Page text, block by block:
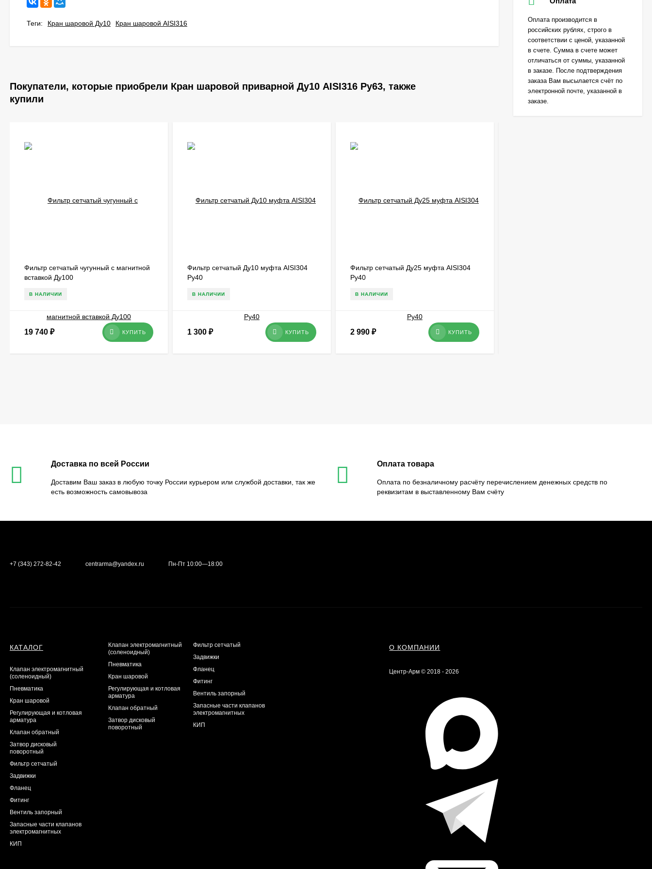
Теги: Кран шаровой Ду10 Кран шаровой AISI316
Покупатели, которые приобрели Кран шаровой приварной Ду10 AISI316 Ру63, также
купили
Фильтр сетчатый чугунный с магнитной
вставкой Ду100
В НАЛИЧИИ
19 740 ₽ КУПИТЬ
Фильтр сетчатый Ду10 муфта AISI304
Ру40
В НАЛИЧИИ
1 300 ₽ КУПИТЬ
Фильтр сетчатый Ду25 муфта AISI304
Ру40
В НАЛИЧИИ
2 990 ₽ КУПИТЬ
Оплата производится в
российских рублях, строго в
соответствии с ценой, указанной
в счете. Сумма в счете может
отличаться от суммы, указанной
в заказе. После подтверждения
заказа Вам высылается счёт по
электронной почте, указанной в
заказе.
Доставка по всей России
Доставим Ваш заказ в любую точку России курьером или службой доставки, так же
есть возможность самовывоза
Оплата товара
Оплата по безналичному расчёту перечислением денежных средств по
реквизитам в выставленному Вам счёту
+7 (343) 272-82-42 centrarma@yandex.ru Пн-Пт 10:00—18:00
КАТАЛОГ
Клапан электромагнитный
(соленоидный)
Пневматика
Кран шаровой
Регулирующая и котловая
арматура
Клапан обратный
Затвор дисковый
поворотный
Фильтр сетчатый
Задвижки
Фланец
Фитинг
Вентиль запорный
Запасные части клапанов
электромагнитных
КИП
Клапан электромагнитный
(соленоидный)
Пневматика
Кран шаровой
Регулирующая и котловая
арматура
Клапан обратный
Затвор дисковый
поворотный
Фильтр сетчатый
Задвижки
Фланец
Фитинг
Вентиль запорный
Запасные части клапанов
электромагнитных
КИП
О КОМПАНИИ
Центр-Арм © 2018 - 2026